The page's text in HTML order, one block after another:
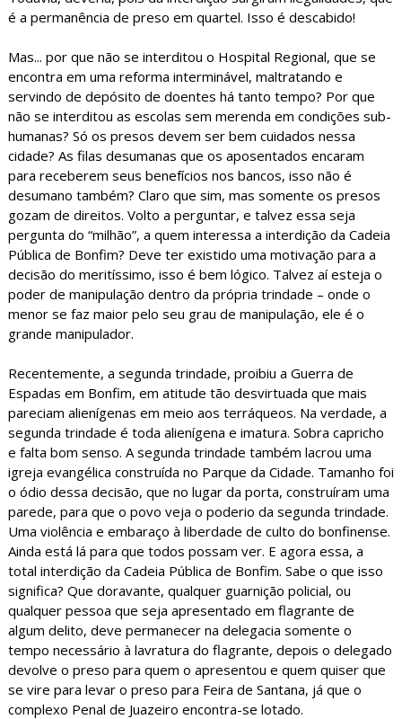
é a permanência de preso em quartel. Isso é descabido!
Mas... por que não se interditou o Hospital Regional, que se
encontra em uma reforma interminável, maltratando e
servindo de depósito de doentes há tanto tempo? Por que
não se interditou as escolas sem merenda em condições sub-
humanas? Só os presos devem ser bem cuidados nessa
cidade? As filas desumanas que os aposentados encaram
para receberem seus benefícios nos bancos, isso não é
desumano também? Claro que sim, mas somente os presos
gozam de direitos. Volto a perguntar, e talvez essa seja
pergunta do “milhão”, a quem interessa a interdição da Cadeia
Pública de Bonfim? Deve ter existido uma motivação para a
decisão do meritíssimo, isso é bem lógico. Talvez aí esteja o
poder de manipulação dentro da própria trindade – onde o
menor se faz maior pelo seu grau de manipulação, ele é o
grande manipulador.
Recentemente, a segunda trindade, proibiu a Guerra de
Espadas em Bonfim, em atitude tão desvirtuada que mais
pareciam alienígenas em meio aos terráqueos. Na verdade, a
segunda trindade é toda alienígena e imatura. Sobra capricho
e falta bom senso. A segunda trindade também lacrou uma
igreja evangélica construída no Parque da Cidade. Tamanho foi
o ódio dessa decisão, que no lugar da porta, construíram uma
parede, para que o povo veja o poderio da segunda trindade.
Uma violência e embaraço à liberdade de culto do bonfinense.
Ainda está lá para que todos possam ver. E agora essa, a
total interdição da Cadeia Pública de Bonfim. Sabe o que isso
significa? Que doravante, qualquer guarnição policial, ou
qualquer pessoa que seja apresentado em flagrante de
algum delito, deve permanecer na delegacia somente o
tempo necessário à lavratura do flagrante, depois o delegado
devolve o preso para quem o apresentou e quem quiser que
se vire para levar o preso para Feira de Santana, já que o
complexo Penal de Juazeiro encontra-se lotado.